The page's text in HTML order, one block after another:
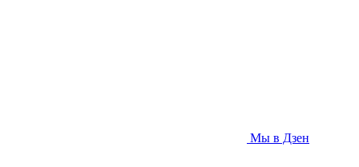
Мы в Дзен